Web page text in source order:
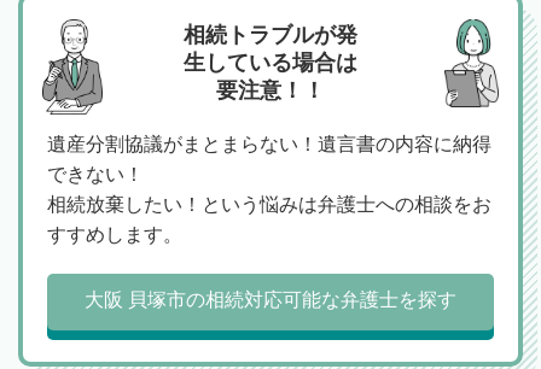
相続トラブルが発
生している場合は
要注意！！
遺産分割協議がまとまらない！遺言書の内容に納得
できない！
相続放棄したい！という悩みは弁護士への相談をお
すすめします。
大阪 貝塚市の相続対応可能な弁護士を探す